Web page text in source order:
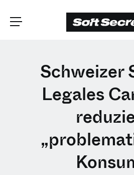
WÄHLEN SIE
IHRE POSITION
English (United
Schweizer
Legales